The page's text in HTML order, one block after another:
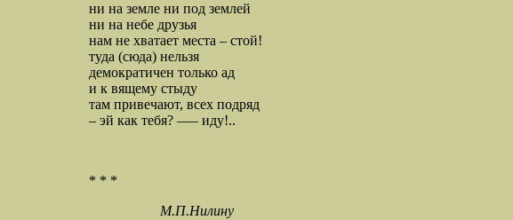
ни на земле ни под землей
ни на небе друзья
нам не хватает места – стой!
туда (сюда) нельзя
демократичен только ад
и к вящему стыду
там привечают, всех подряд
– эй как тебя? ––– иду!..
* * *
М.П.Нилину